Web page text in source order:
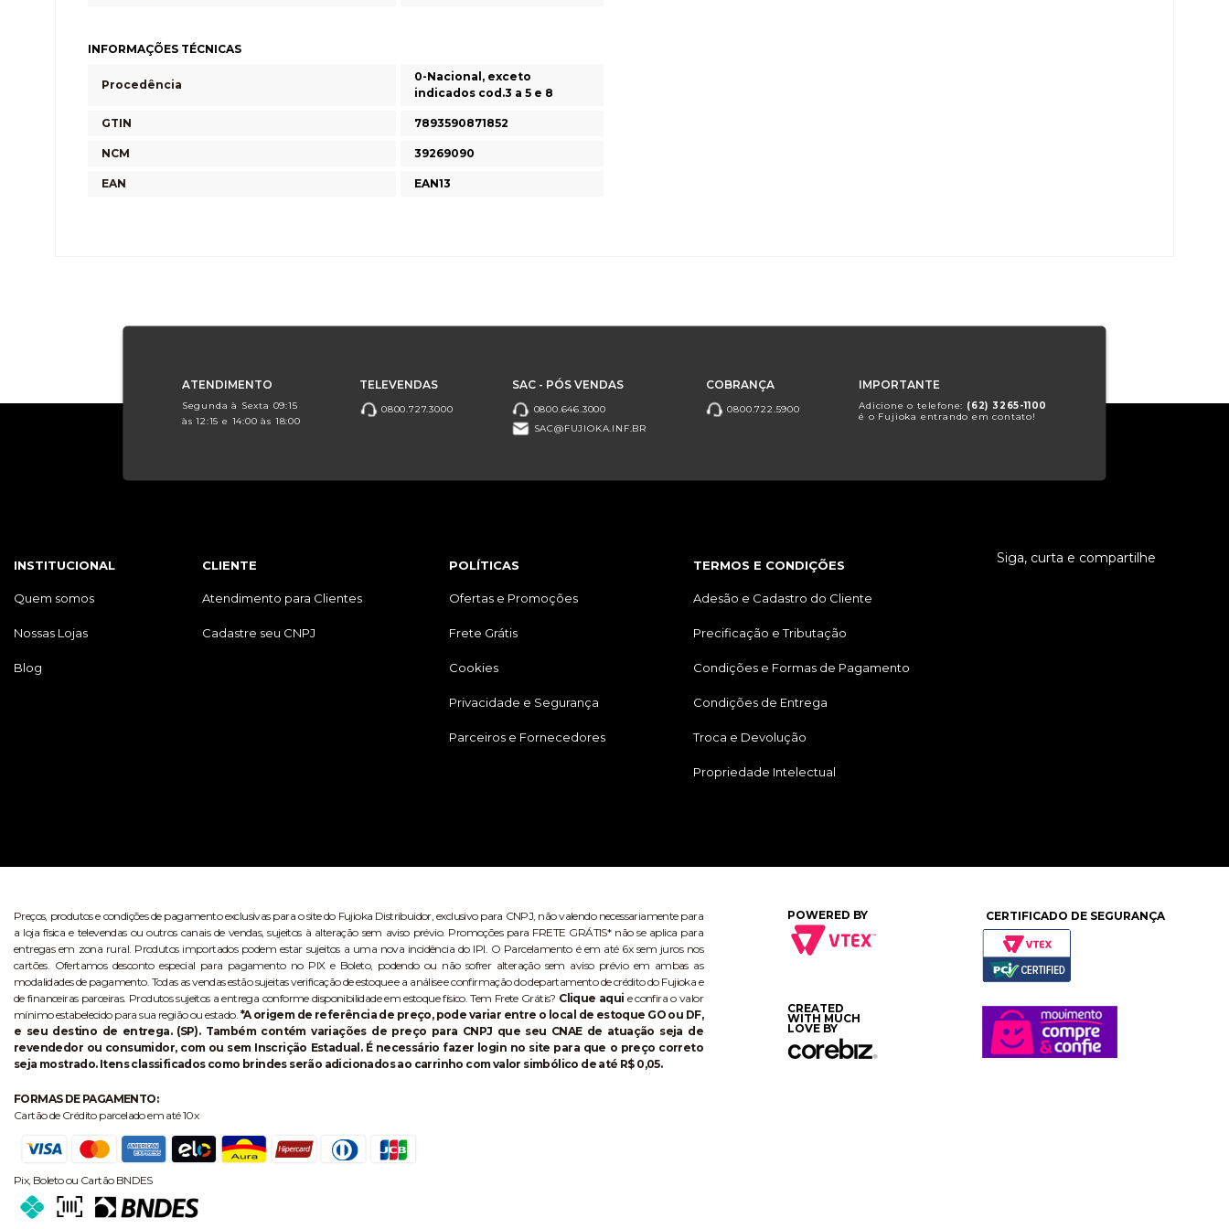
INFORMAÇÕES TÉCNICAS
Procedência
0-Nacional, exceto
indicados cod.3 a 5 e 8
GTIN 7893590871852
NCM 39269090
EAN EAN13
ATENDIMENTO
Segunda à Sexta 09:15
às 12:15 e 14:00 às 18:00
TELEVENDAS
0800.727.3000
SAC - PÓS VENDAS
0800.646.3000
SAC@FUJIOKA.INF.BR
COBRANÇA
0800.722.5900
IMPORTANTE
Adicione o telefone: (62) 3265-1100
é o Fujioka entrando em contato!
INSTITUCIONAL
Quem somos
Nossas Lojas
Blog
CLIENTE
Atendimento para Clientes
Cadastre seu CNPJ
POLÍTICAS
Ofertas e Promoções
Frete Grátis
Cookies
Privacidade e Segurança
Parceiros e Fornecedores
TERMOS E CONDIÇÕES
Adesão e Cadastro do Cliente
Precificação e Tributação
Condições e Formas de Pagamento
Condições de Entrega
Troca e Devolução
Propriedade Intelectual
Siga, curta e compartilhe
Preços, produtos e condições de pagamento exclusivas para o site do Fujioka Distribuidor, exclusivo para CNPJ, não valendo necessariamente para
a loja física e televendas ou outros canais de vendas, sujeitos à alteração sem aviso prévio. Promoções para FRETE GRÁTIS* não se aplica para
entregas em zona rural. Produtos importados podem estar sujeitos a uma nova incidência do IPI. O Parcelamento é em até 6x sem juros nos
cartões. Ofertamos desconto especial para pagamento no PIX e Boleto, podendo ou não sofrer alteração sem aviso prévio em ambas as
modalidades de pagamento. Todas as vendas estão sujeitas verificação de estoque e a análise e confirmação do departamento de crédito do Fujioka e
de financeiras parceiras. Produtos sujeitos a entrega conforme disponibilidade em estoque físico. Tem Frete Grátis? Clique aqui e confira o valor
mínimo estabelecido para sua região ou estado. *A origem de referência de preço, pode variar entre o local de estoque GO ou DF,
e seu destino de entrega. (SP). Também contém variações de preço para CNPJ que seu CNAE de atuação seja de
revendedor ou consumidor, com ou sem Inscrição Estadual. É necessário fazer login no site para que o preço correto
seja mostrado. Itens classificados como brindes serão adicionados ao carrinho com valor simbólico de até R$ 0,05.
FORMAS DE PAGAMENTO:
Cartão de Crédito parcelado em até 10x
Pix, Boleto ou Cartão BNDES
POWERED BY
CREATED
WITH MUCH
LOVE BY
CERTIFICADO DE SEGURANÇA